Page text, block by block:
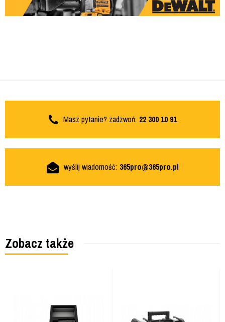
Masz pytanie? zadzwoń: 22 300 10 91
wyślij wiadomość: 365pro@365pro.pl
Zobacz także